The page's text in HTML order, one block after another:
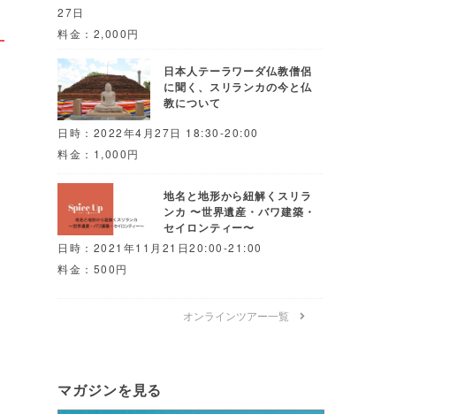
27日
料金：2,000円
日本人テーラワーダ仏教僧侶
に聞く、スリランカの今と仏
教について
日時：2022年4月27日 18:30-20:00
料金：1,000円
地名と地形から紐解くスリラ
ンカ 〜世界遺産・バワ建築・
セイロンティー〜
日時：2021年11月21日20:00-21:00
料金：500円
オンラインツアー一覧
マガジンを見る